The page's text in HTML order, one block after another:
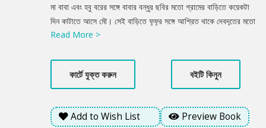
Summery
মা বাবা এবং হবু বরের সঙ্গে বাবার বন্ধুর ছবির মতো গ্রামের বাড়িতে কয়েকটা
দিন কাটাতে আসে মৌ। সেই বাড়িতে ফুফুর সঙ্গে আশ্রিত থাকে দেবদূতের মতো
এক যুবক। তার নাম শুভ। অতি সরল নিরীহ এবং পরোপকারী শুভকে খুবই
হয় মৌর। তারপর...
Read More >
কার্টে যুক্ত করুন বইটি কিনুন
Add to Wish List Preview Book